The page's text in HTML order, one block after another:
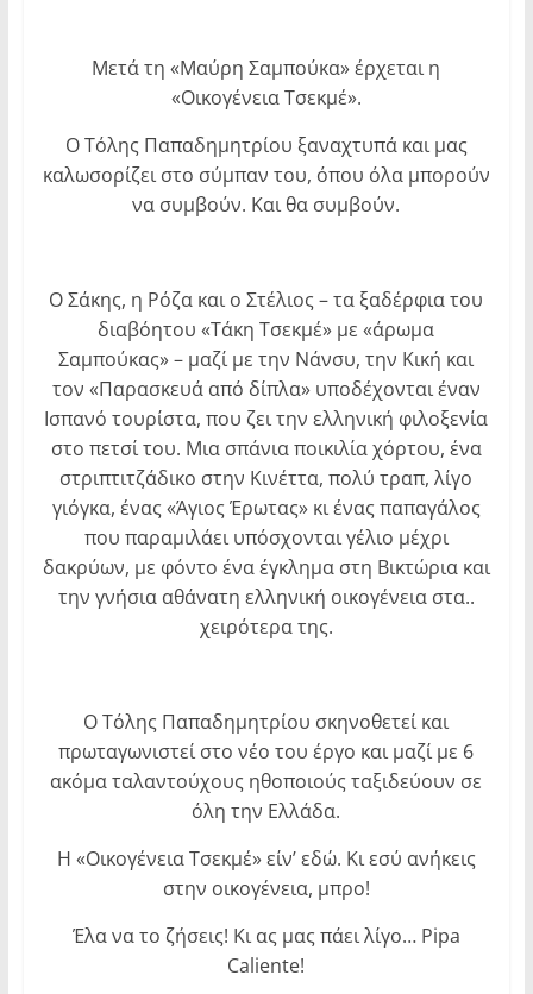
Μετά τη «Μαύρη Σαμπούκα» έρχεται η
«Οικογένεια Τσεκμέ».
Ο Τόλης Παπαδημητρίου ξαναχτυπά και μας
καλωσορίζει στο σύμπαν του, όπου όλα μπορούν
να συμβούν. Και θα συμβούν.
Ο Σάκης, η Ρόζα και ο Στέλιος – τα ξαδέρφια του
διαβόητου «Τάκη Τσεκμέ» με «άρωμα
Σαμπούκας» – μαζί με την Νάνσυ, την Κική και
τον «Παρασκευά από δίπλα» υποδέχονται έναν
Ισπανό τουρίστα, που ζει την ελληνική φιλοξενία
στο πετσί του. Μια σπάνια ποικιλία χόρτου, ένα
στριπτιτζάδικο στην Κινέττα, πολύ τραπ, λίγο
γιόγκα, ένας «Άγιος Έρωτας» κι ένας παπαγάλος
που παραμιλάει υπόσχονται γέλιο μέχρι
δακρύων, με φόντο ένα έγκλημα στη Βικτώρια και
την γνήσια αθάνατη ελληνική οικογένεια στα..
χειρότερα της.
Ο Τόλης Παπαδημητρίου σκηνοθετεί και
πρωταγωνιστεί στο νέο του έργο και μαζί με 6
ακόμα ταλαντούχους ηθοποιούς ταξιδεύουν σε
όλη την Ελλάδα.
Η «Οικογένεια Τσεκμέ» είν’ εδώ. Κι εσύ ανήκεις
στην οικογένεια, μπρο!
Έλα να το ζήσεις! Κι ας μας πάει λίγο… Pipa
Caliente!